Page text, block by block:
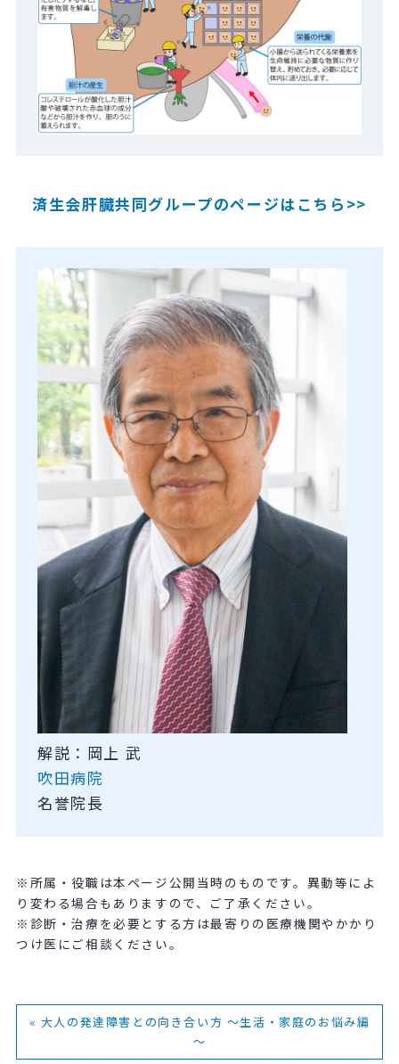
済生会肝臓共同グループのページはこちら>>
解説：岡上 武
吹田病院
名誉院長
※所属・役職は本ページ公開当時のものです。異動等によ
り変わる場合もありますので、ご了承ください。
※診断・治療を必要とする方は最寄りの医療機関やかかり
つけ医にご相談ください。
« 大人の発達障害との向き合い方 ～生活・家庭のお悩み編
～